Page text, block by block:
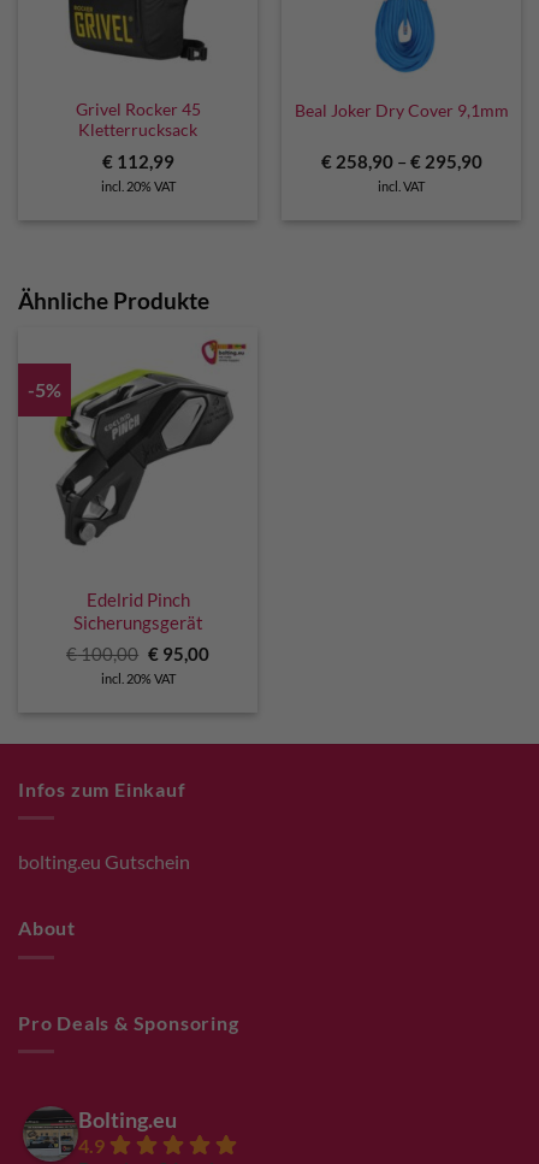
Grivel Rocker 45
Kletterrucksack
€112,99
incl. 20% VAT
Beal Joker Dry Cover 9,1mm
€258,90– €295,90
incl. VAT
Ähnliche Produkte
-5%
Edelrid Pinch
Sicherungsgerät
€100,00 Original
price
was:
€95,00Current
incl. 20% VAT
Infos zum Einkauf
bolting.eu Gutschein
About
Pro Deals & Sponsoring
Bolting.eu
4.9